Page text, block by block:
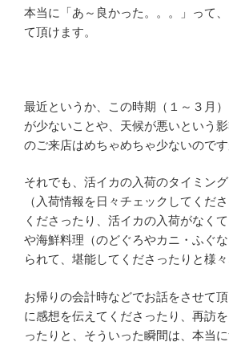
本当に「あ～良かった。。。」って
て頂けます。
最近というか、この時期（１～３月
が少ないことや、天候が悪いという
のご来店はめちゃめちゃ少ないのです
それでも、活イカの入荷のタイミング
（入荷情報を日々チェックしてくだ
くださったり、活イカの入荷がなく
や海鮮料理（のどぐろやカニ・ふぐ
られて、堪能してくださったりと様々
お帰りの会計時などでお話をさせて
に感想を伝えてくださったり、再訪
ったりと、そういった瞬間は、本当